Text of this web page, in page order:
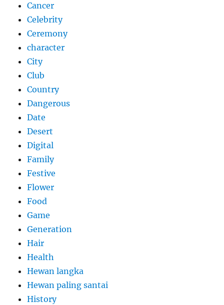
Cancer
Celebrity
Ceremony
character
City
Club
Country
Dangerous
Date
Desert
Digital
Family
Festive
Flower
Food
Game
Generation
Hair
Health
Hewan langka
Hewan paling santai
History